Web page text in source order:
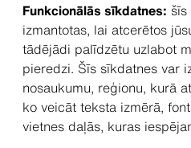
Funkcionālās sīkdatnes:
izmantotas, lai atcerētos
tādējādi palīdzētu uzlabot
pieredzi. Šīs sīkdatnes var
nosaukumu, reģionu, kurā
ko veicāt teksta izmērā,
vietnes daļās, kuras